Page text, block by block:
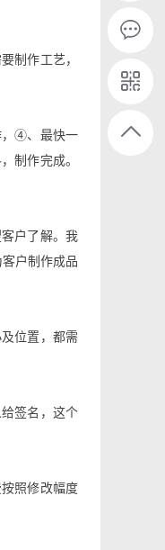
制作工艺，
，④、最快一
制作完成。
户了解。我
户制作成品
位置，都需
签名，这个
照修改幅度